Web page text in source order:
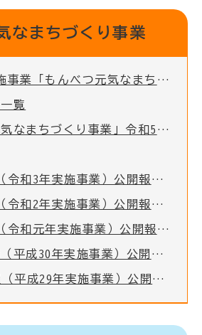
なまちづくり事業
令和6年度実施事業「もんべつ元気なまちづくり事業」公開報告会
覧
「もんべつ元気なまちづくり事業」令和5年度実績報告会を開催しました！
令和4年開催（令和3年実施事業）公開報告会の様子
令和3年開催（令和2年実施事業）公開報告会の様子
令和2年開催（令和元年実施事業）公開報告会の様子
令和元年開催（平成30年実施事業）公開報告会の様子
平成30年開催（平成29年実施事業）公開報告会の様子